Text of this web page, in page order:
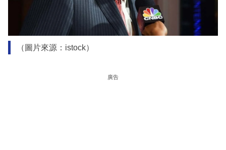
（圖片來源：istock）
廣告